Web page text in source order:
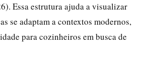
Essa estrutura ajuda a visualizar
se adaptam a contextos modernos,
para cozinheiros em busca de